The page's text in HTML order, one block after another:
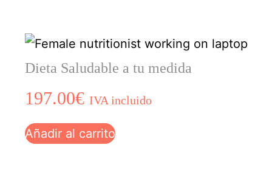
Dieta Saludable a tu medida
197.00€ IVA incluido
Añadir al carrito